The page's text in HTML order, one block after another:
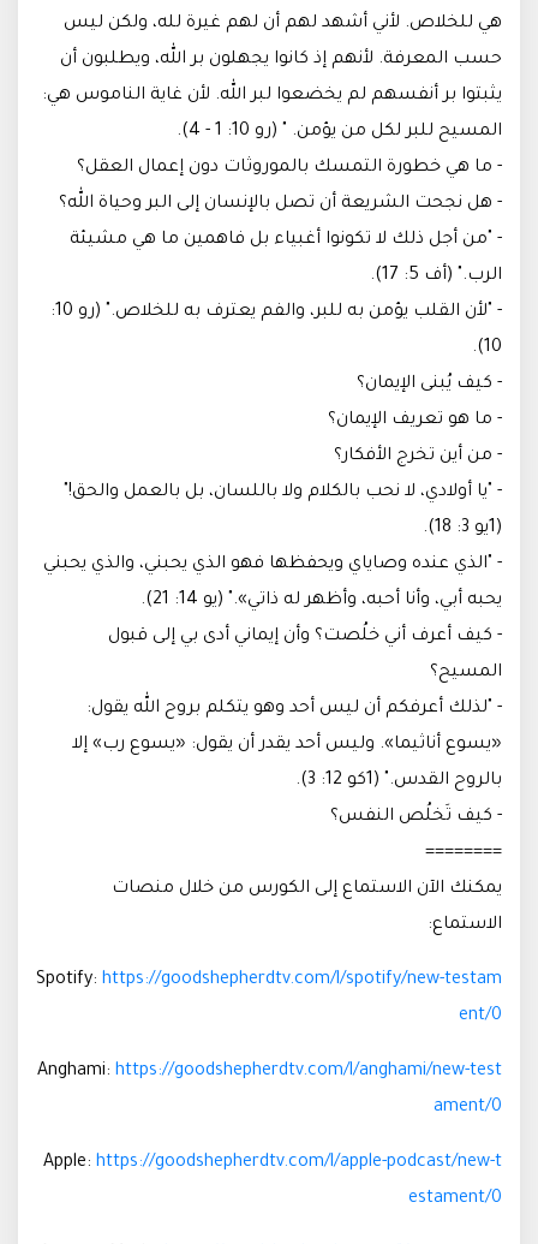
هي للخلاص. لأني أشهد لهم أن لهم غيرة لله، ولكن ليس
حسب المعرفة. لأنهم إذ كانوا يجهلون بر الله، ويطلبون أن
يثبتوا بر أنفسهم لم يخضعوا لبر الله. لأن غاية الناموس هي:
المسيح للبر لكل من يؤمن. " (رو 10: 1 - 4).
- ما هي خطورة التمسك بالموروثات دون إعمال العقل؟
- هل نجحت الشريعة أن تصل بالإنسان إلى البر وحياة الله؟
- "من أجل ذلك لا تكونوا أغبياء بل فاهمين ما هي مشيئة
الرب." (أف 5: 17).
- "لأن القلب يؤمن به للبر، والفم يعترف به للخلاص." (رو 10:
10).
- كيف يُبنى الإيمان؟
- ما هو تعريف الإيمان؟
- من أين تخرج الأفكار؟
- "يا أولادي، لا نحب بالكلام ولا باللسان، بل بالعمل والحق!"
(1يو 3: 18).
- "الذي عنده وصاياي ويحفظها فهو الذي يحبني، والذي يحبني
يحبه أبي، وأنا أحبه، وأظهر له ذاتي»." (يو 14: 21).
- كيف أعرف أني خلُصت؟ وأن إيماني أدى بي إلى قبول
المسيح؟
- "لذلك أعرفكم أن ليس أحد وهو يتكلم بروح الله يقول:
«يسوع أناثيما». وليس أحد يقدر أن يقول: «يسوع رب» إلا
بالروح القدس." (1كو 12: 3).
- كيف تَخلُص النفس؟
========
يمكنك الآن الاستماع إلى الكورس من خلال منصات
الاستماع:
Spotify: https://goodshepherdtv.com/l/spotify/new-testam
ent/0
Anghami: https://goodshepherdtv.com/l/anghami/new-test
ament/0
Apple: https://goodshepherdtv.com/l/apple-podcast/new-t
estament/0